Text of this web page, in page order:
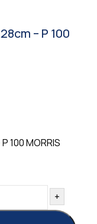
– P 100
MORRIS
+